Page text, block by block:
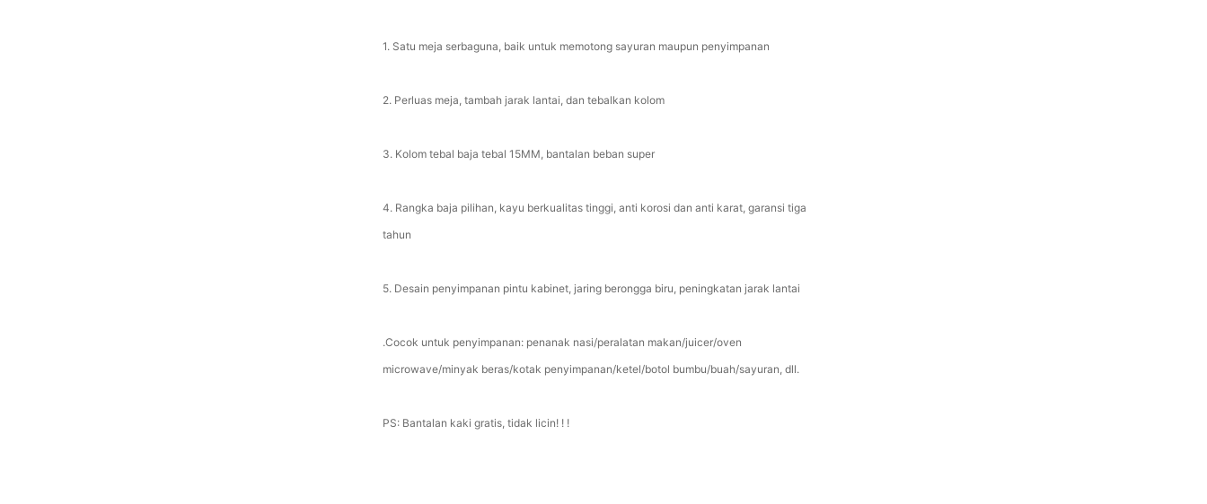
1. Satu meja serbaguna, baik untuk memotong sayuran maupun penyimpanan
2. Perluas meja, tambah jarak lantai, dan tebalkan kolom
3. Kolom tebal baja tebal 15MM, bantalan beban super
4. Rangka baja pilihan, kayu berkualitas tinggi, anti korosi dan anti karat, garansi tiga
tahun
5. Desain penyimpanan pintu kabinet, jaring berongga biru, peningkatan jarak lantai
.Cocok untuk penyimpanan: penanak nasi/peralatan makan/juicer/oven
microwave/minyak beras/kotak penyimpanan/ketel/botol bumbu/buah/sayuran, dll.
PS: Bantalan kaki gratis, tidak licin! ! !